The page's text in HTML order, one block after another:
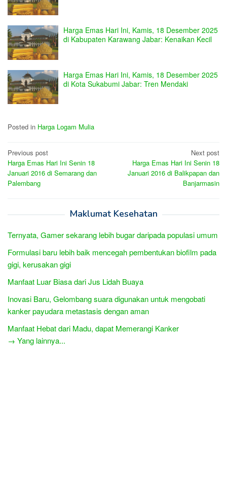
Harga Emas Hari Ini, Kamis, 18 Desember 2025
di Kabupaten Karawang Jabar: Kenaikan Kecil
Harga Emas Hari Ini, Kamis, 18 Desember 2025
di Kota Sukabumi Jabar: Tren Mendaki
Posted in Harga Logam Mulia
Post
navigation
Previous post
Harga Emas Hari Ini Senin 18
Januari 2016 di Semarang dan
Palembang
Next post
Harga Emas Hari Ini Senin 18
Januari 2016 di Balikpapan dan
Banjarmasin
Maklumat Kesehatan
Ternyata, Gamer sekarang lebih bugar daripada populasi umum
Formulasi baru lebih baik mencegah pembentukan biofilm pada
gigi, kerusakan gigi
Manfaat Luar Biasa dari Jus Lidah Buaya
Inovasi Baru, Gelombang suara digunakan untuk mengobati
kanker payudara metastasis dengan aman
Manfaat Hebat dari Madu, dapat Memerangi Kanker
→ Yang lainnya...